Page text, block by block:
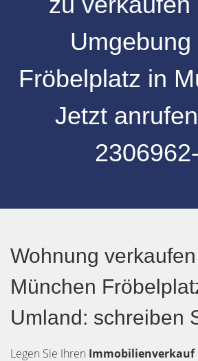
Umgebung
Fröbelplatz in
Jetzt
Wohnung
München
Umland: schreiben
Legen Sie Ihren Immobilienverkauf